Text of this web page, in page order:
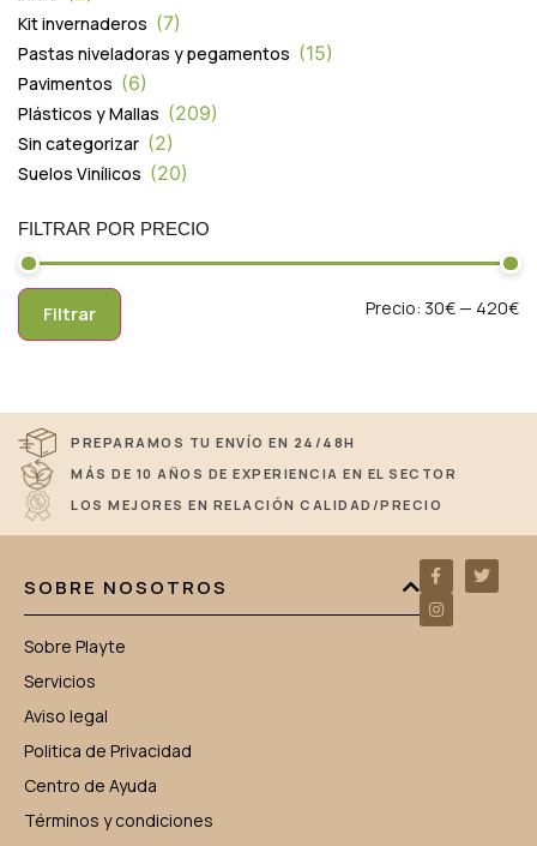
Kit invernaderos 7
Pastas niveladoras y pegamentos 15
Pavimentos 6
Plásticos y Mallas 209
Sin categorizar 2
Suelos Vinílicos 20
FILTRAR POR PRECIO
Filtrar Precio: 30€— 420€
PREPARAMOS TU ENVÍO EN 24/48H
MÁS DE 10 AÑOS DE EXPERIENCIA EN EL SECTOR
LOS MEJORES EN RELACIÓN CALIDAD/PRECIO
SOBRE NOSOTROS
Sobre Playte
Servicios
Aviso legal
Politica de Privacidad
Centro de Ayuda
Términos y condiciones